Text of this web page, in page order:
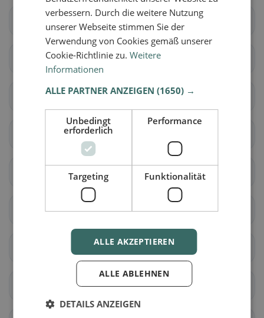
Oberderdingen
Walzbachtal Gondelsheim
Sulzfeld Kürnbach
Zaisenhausen
Ettlingen
Rheinstetten Stutensee
Malsch
Waldbronn
verbessern. Durch die weitere Nutzung
unserer Webseite stimmen Sie der
Verwendung von Cookies gemäß unserer
Cookie-Richtlinie zu.Weitere
Informationen
ALLE PARTNER ANZEIGEN(1650) →
Unbedingt
erforderlich
Performance
Targeting Funktionalität
ALLE AKZEPTIEREN
ALLE ABLEHNEN
DETAILS ANZEIGEN